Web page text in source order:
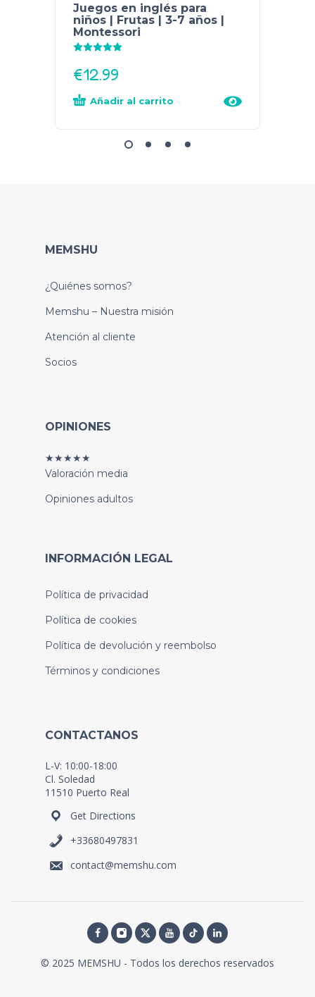
Juegos en inglés para
niños | Frutas | 3-7 años |
Montessori
€12.99
Añadir al carrito
MEMSHU
¿Quiénes somos?
Memshu – Nuestra misión
Atención al cliente
Socios
OPINIONES
★★★★★
Valoración media
Opiniones adultos
INFORMACIÓN LEGAL
Política de privacidad
Política de cookies
Política de devolución y reembolso
Términos y condiciones
CONTACTANOS
L-V: 10:00-18:00
Cl. Soledad
11510 Puerto Real
Get Directions
+33680497831
contact@memshu.com
© 2025 MEMSHU - Todos los derechos reservados